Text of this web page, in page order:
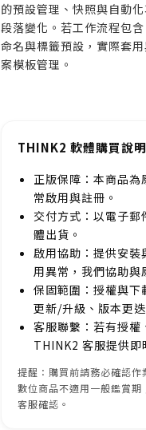
的預設管理、快照與自動
段落變化。若工作流程包
命名與標籤預設，實際套
案模板管理。
THINK2 軟體購買說明
正版保障：本商品
常啟用與註冊。
交付方式：以電子
體出貨。
啟用協助：提供安裝
用異常，我們協助與
保固範圍：授權與下
更新/升級、版本更
客服聯繫：若有授權
THINK2 客服提供即
提醒：購買前請務必確認作
數位商品不適用一般鑑賞
客服確認。